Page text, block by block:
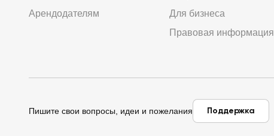
Арендодателям
Для бизнеса
Правовая информация
Пишите свои вопросы, идеи и пожелания Поддержка